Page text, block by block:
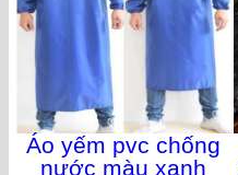
Áo yếm pvc chống
nước màu xanh